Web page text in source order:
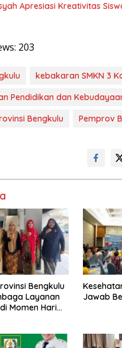
Apresiasi Kreativitas
203
kebakaran SMKN 3
Pendidikan dan
Bengkulu
Pemprov
Bengkulu
Layanan
Momen Hari
Jawab